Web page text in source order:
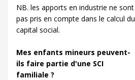
NB. les apports en industrie ne sont
pas pris en compte dans le calcul du
capital social.
Mes enfants mineurs peuvent-
ils faire partie d'une SCI
familiale ?